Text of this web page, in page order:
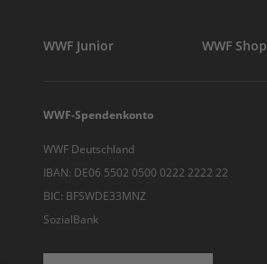
WWF Junior WWF Shop
WWF-Spendenkonto
WWF Deutschland
IBAN: DE06 5502 0500 0222 2222 22
BIC: BFSWDE33MNZ
SozialBank